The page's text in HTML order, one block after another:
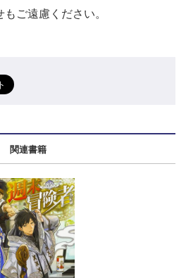
ご遠慮ください。
関連書籍